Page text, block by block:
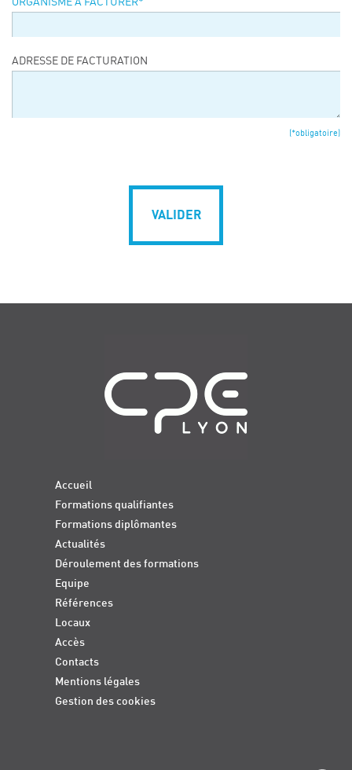
ADRESSE DE FACTURATION
(*obligatoire)
VALIDER
Accueil
Formations qualifiantes
Formations diplômantes
Actualités
Déroulement des formations
Equipe
Références
Locaux
Accès
Contacts
Mentions légales
Gestion des cookies